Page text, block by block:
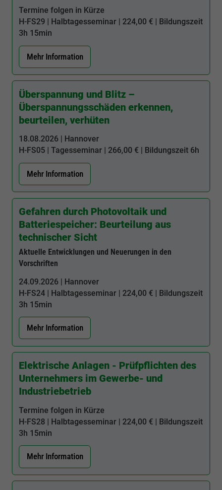
Termine folgen in Kürze
H-FS29 | Halbtagesseminar | 224,00 € | Bildungszeit
3h 15min
Mehr Information
Überspannung und Blitz –
Überspannungsschäden erkennen,
beurteilen, verhüten
18.08.2026 | Hannover
H-FS05 | Tagesseminar | 266,00 € | Bildungszeit 6h
Mehr Information
Gefahren durch Photovoltaik und
Batteriespeicher: Beurteilung aus
technischer Sicht
Aktuelle Entwicklungen und Neuerungen in den
Vorschriften
24.09.2026 | Hannover
H-FS24 | Halbtagesseminar | 224,00 € | Bildungszeit
3h 15min
Mehr Information
Elektrische Anlagen - Prüfpflichten des
Unternehmers im Gewerbe- und
Industriebetrieb
Termine folgen in Kürze
H-FS28 | Halbtagesseminar | 224,00 € | Bildungszeit
3h 15min
Mehr Information